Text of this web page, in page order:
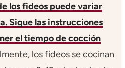
los fideos puede variar
Sigue las instrucciones
el tiempo de cocción
los fideos se cocinan